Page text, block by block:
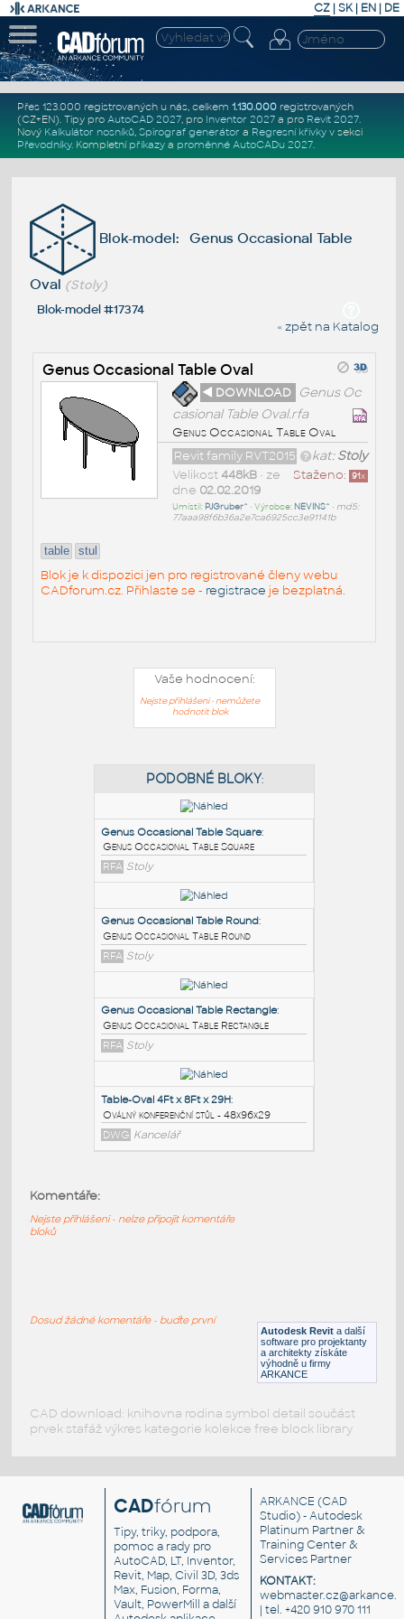
CZ | SK| EN | DE
Přes 123.000 registrovaných u nás, celkem 1.130.000registrovaných
(CZ+EN). Tipy pro AutoCAD 2027, pro Inventor 2027a pro Revit 2027.
Nový Kalkulátor nosníků, Spirograf generátor a Regresní křivkyv sekci
Převodníky. Kompletní příkazya proměnné AutoCADu 2027.
Blok-model: Genus Occasional Table
Oval (Stoly)
Blok-model #17374
« zpět na Katalog
Genus Occasional Table Oval
◄ DOWNLOAD Genus Oc
casional Table Oval.rfa
Genus Occasional Table Oval
kat:Stoly
Revit family RVT2015
Staženo: 91x
Velikost 448kB• ze
dne 02.02.2019
Umístil: PJGruber^ • Výrobce: NEVINS^ • md5:
77aaa98f6b36a2e7ca6925cc3e91141b
table stul
Blok je k dispozici jen pro registrované členy webu
CADforum.cz. Přihlaste se - registrace je bezplatná.
Vaše hodnocení:
Nejste přihlášeni - nemůžete
hodnotit blok
PODOBNÉ BLOKY
Genus Occasional Table Square
Genus Occasional Table Square
RFA Stoly
Genus Occasional Table Round:
Genus Occasional Table Round
RFA Stoly
Stoly
Autodesk Revit a další
software pro projektanty
a architekty získáte
výhodně u firmy
ARKANCE
Komentáře:
Nejste přihlášeni - nelze připojit komentáře
bloků
Dosud žádné komentáře - buďte první
CAD download: knihovna rodina symbol detail součást
prvek stafáž výkres kategorie kolekce free block library
CADfórum
Tipy, triky, podpora,
pomoc a rady pro
AutoCAD, LT, Inventor,
Revit, Map, Civil 3D, 3ds
Max, Fusion, Forma,
Vault, PowerMill a další
ARKANCE (CAD
Studio) - Autodesk
Platinum Partner &
Training Center &
Services Partner
KONTAKT:
| tel. +420 910 970 111